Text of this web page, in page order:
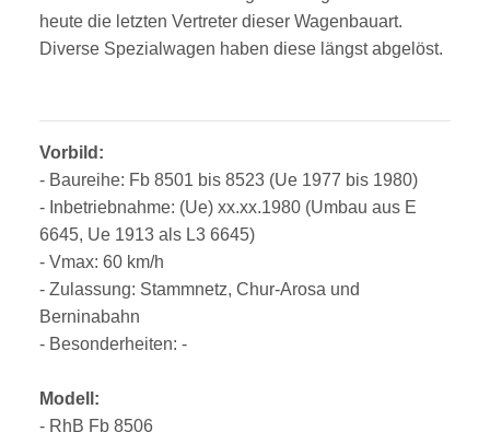
heute die letzten Vertreter dieser Wagenbauart.
Diverse Spezialwagen haben diese längst abgelöst.
Vorbild:
- Baureihe: Fb 8501 bis 8523 (Ue 1977 bis 1980)
- Inbetriebnahme: (Ue) xx.xx.1980 (Umbau aus E
6645, Ue 1913 als L3 6645)
- Vmax: 60 km/h
- Zulassung: Stammnetz, Chur-Arosa und
Berninabahn
- Besonderheiten: -
Modell:
- RhB Fb 8506